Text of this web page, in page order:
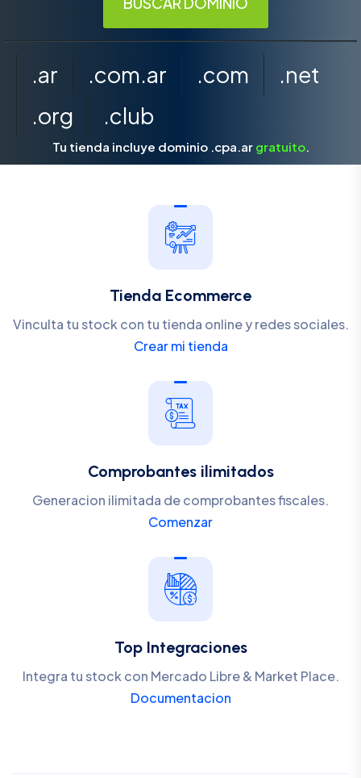
.ar .com.ar .com
.net
.org
.club
Tu tienda incluye dominio .cpa.ar gratuito.
Tienda Ecommerce
Vinculta tu stock con tu tienda online y redes sociales.
Crear mi tienda
Comprobantes ilimitados
Generacion ilimitada de comprobantes fiscales.
Comenzar
Top Integraciones
Integra tu stock con Mercado Libre & Market Place.
Documentacion